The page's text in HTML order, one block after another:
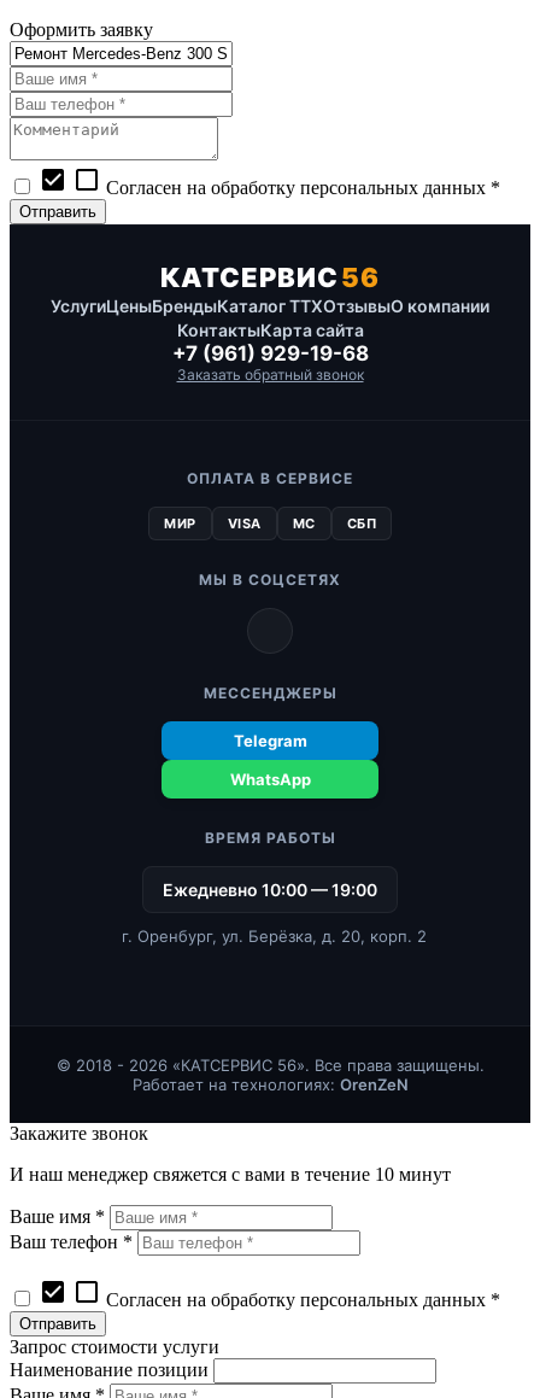
Оформить заявку
check_box check_box_outline_blank Согласен на обработку персональных данных *
КАТСЕРВИС56
УслугиЦеныБрендыКаталог ТТХОтзывыО компании
КонтактыКарта сайта
+7 (961) 929-19-68
Заказать обратный звонок
ОПЛАТА В СЕРВИСЕ
МИР VISA MC СБП
МЫ В СОЦСЕТЯХ
МЕССЕНДЖЕРЫ
Telegram
WhatsApp
ВРЕМЯ РАБОТЫ
Ежедневно 10:00 — 19:00
г. Оренбург, ул. Берёзка, д. 20, корп. 2
© 2018 - 2026 «КАТСЕРВИС 56». Все права защищены.
Работает на технологиях: OrenZeN
Закажите звонок
И наш менеджер свяжется с вами в течение 10 минут
Ваше имя *
Ваш телефон *
check_box check_box_outline_blank Согласен на обработку персональных данных *
Запрос стоимости услуги
Наименование позиции